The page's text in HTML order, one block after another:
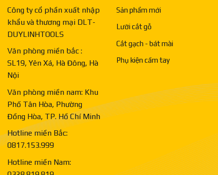
Công ty cổ phần xuất nhập
khẩu và thương mại DLT-
DUYLINHTOOLS
Văn phòng miền bắc :
SL19, Yên Xá, Hà Đông, Hà
Nội
Văn phòng miền nam: Khu
Phố Tân Hòa, Phường
Đồng Hòa, TP. Hồ Chí Minh
Hotline miền Bắc:
0817.153.999
Hotline miền Nam:
Sản phẩm mới
Lưỡi cắt gỗ
Cắt gạch - bát mài
Phụ kiện cầm tay